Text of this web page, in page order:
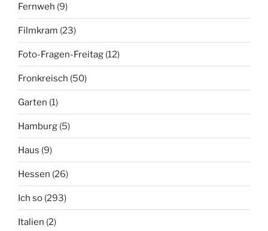
Fernweh (9)
Filmkram (23)
Foto-Fragen-Freitag (12)
Fronkreisch (50)
Garten (1)
Hamburg (5)
Haus (9)
Hessen (26)
Ich so (293)
Italien (2)